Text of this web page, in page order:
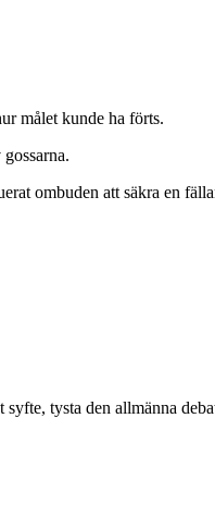
målet kunde ha förts.
ombuden att säkra en
tysta den allmänna